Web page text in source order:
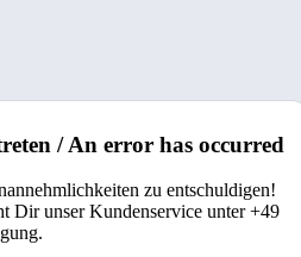
/ An error has occurred
zu entschuldigen!
Dir unser Kundenservice unter +49